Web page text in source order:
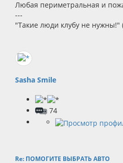
Любая периметральная и
---
"Такие люди клубу не нужны!"
Sasha Smile
74
Re: ПОМОГИТЕ ВЫБРАТЬ АВТО